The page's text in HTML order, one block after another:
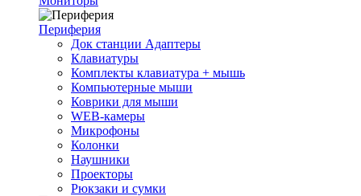
Периферия
Док станции Адаптеры
Клавиатуры
Комплекты клавиатура + мышь
Компьютерные мыши
Коврики для мыши
WEB-камеры
Микрофоны
Колонки
Наушники
Проекторы
Рюкзаки и сумки